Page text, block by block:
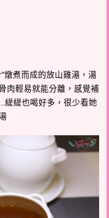
燉煮而成的放山雞湯，湯
肉輕易就能分離，感覺補
緹也喝好多，很少看她